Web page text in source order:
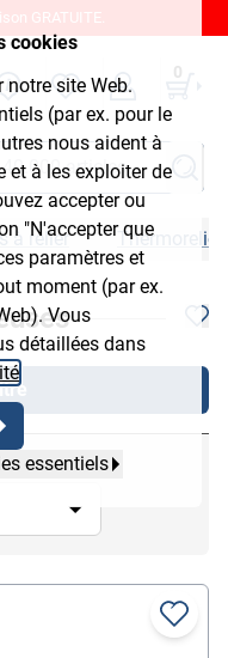
cookies
site Web.
(par ex. pour le
nous aident à
et à les exploiter de
accepter ou
"N'accepter que
paramètres et
moment (par ex.
Vous
détaillées dans
essentiels
GRATUITE.
0
à relier